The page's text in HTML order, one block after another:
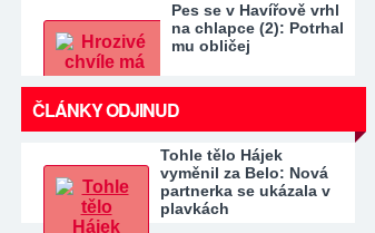
Pes se v Havířově vrhl
na chlapce (2): Potrhal
mu obličej
ČLÁNKY ODJINUD
Tohle tělo Hájek
vyměnil za Belo: Nová
partnerka se ukázala v
plavkách